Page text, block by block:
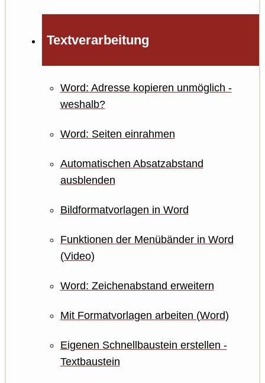
Textverarbeitung
Word: Adresse kopieren unmöglich -
weshalb?
Word: Seiten einrahmen
Automatischen Absatzabstand
ausblenden
Bildformatvorlagen in Word
Funktionen der Menübänder in Word
(Video)
Word: Zeichenabstand erweitern
Mit Formatvorlagen arbeiten (Word)
Eigenen Schnellbaustein erstellen -
Textbaustein